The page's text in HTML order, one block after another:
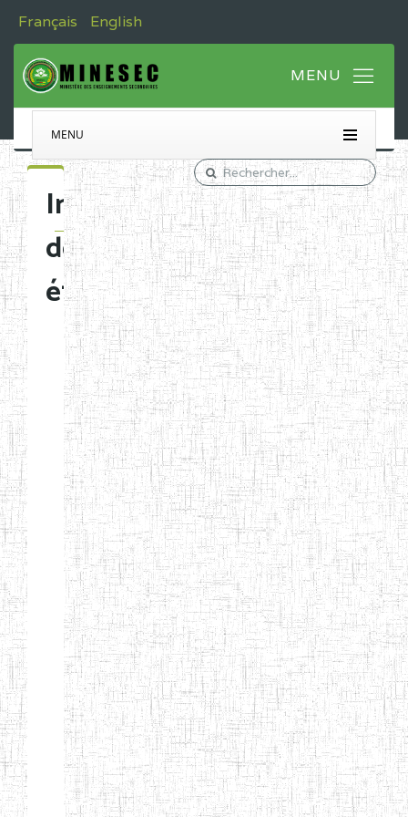
Français English
MENU
Immatriculation
des
établissements
Etablissements
d'enseignement
normal
ENI
Chercher:
Effacer les filtres
Denomination
Type